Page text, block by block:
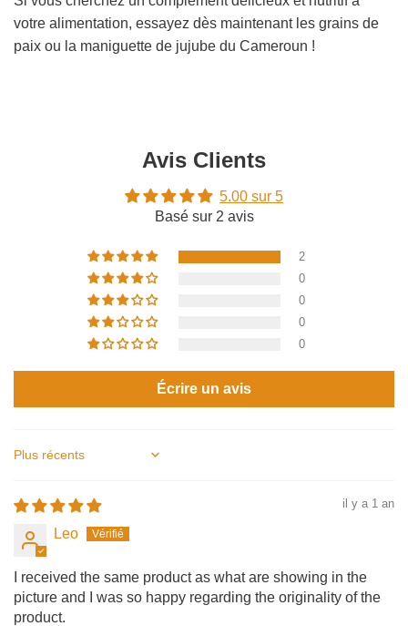
votre alimentation, essayez dès maintenant les grains de
paix ou la maniguette de jujube du Cameroun !
Avis Clients
5.00 sur 5
Basé sur 2 avis
2
0
0
0
0
Écrire un avis
Sort by
il y a 1 an
Leo
I received the same product as what are showing in the
picture and I was so happy regarding the originality of the
product.